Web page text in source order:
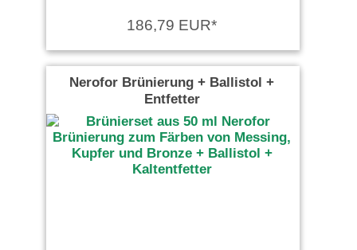
186,79 EUR*
Nerofor Brünierung + Ballistol +
Entfetter